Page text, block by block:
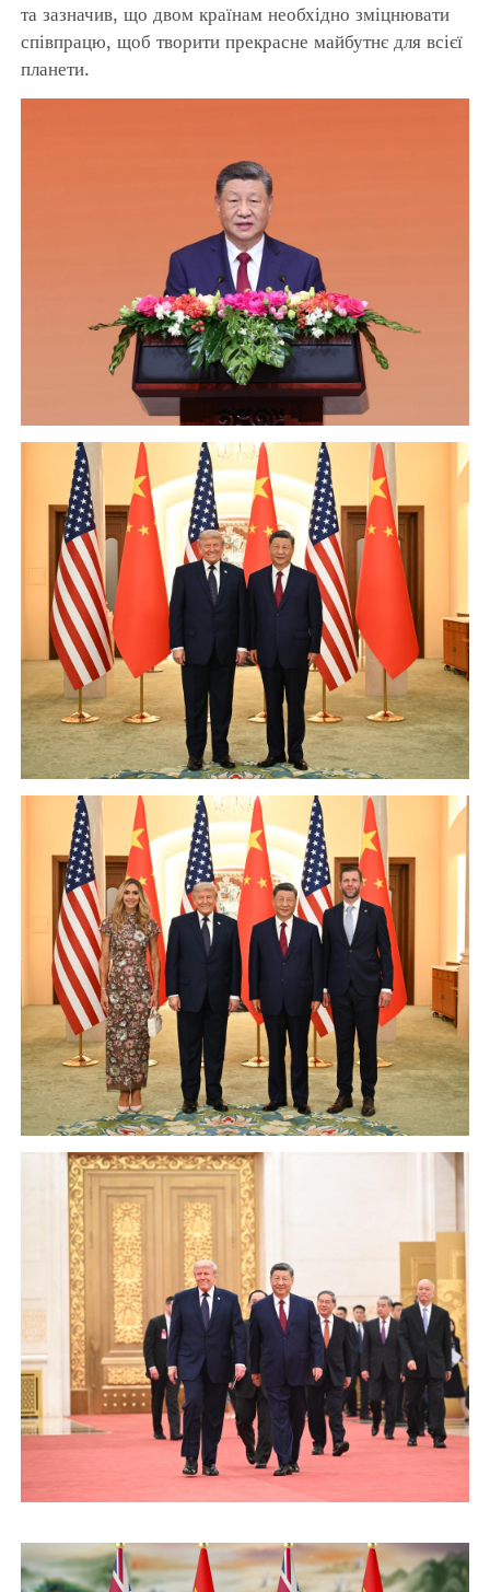
та зазначив, що двом країнам необхідно зміцнювати
співпрацю, щоб творити прекрасне майбутнє для всієї
планети.